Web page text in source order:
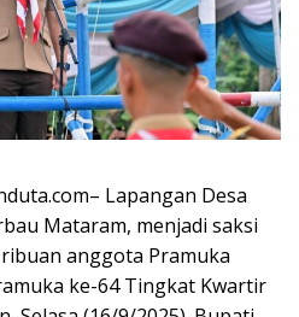
Lapangan Desa
Mataram, menjadi saksi
anggota Pramuka
ke-64 Tingkat Kwartir